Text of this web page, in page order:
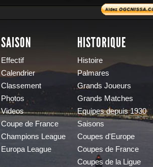
SAISON
Effectif
Calendrier
Classement
Photos
Videos
Coupe de France
Champions League
Europa League
HISTORIQUE
Histoire
Palmares
Grands Joueurs
Grands Matches
Equipes depuis 1930
Saisons
Coupes d'Europe
Coupes de France
Coupes de la Ligue